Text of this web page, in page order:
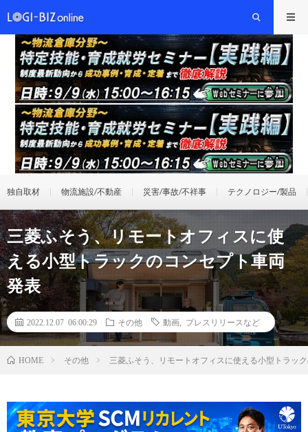
独自取材 物流施設/不動産 災害/事故/不祥事 テクノロジー/製品
三菱ふそう、リモートオフィスに使
える小型トラックのコンセプト車両
発表
2022.12.07 06:00:29 その他 動画 プレスリリースなど
HOME その他 三菱ふそう、リモートオフィスに使える小型トラッ